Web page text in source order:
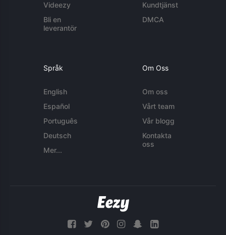
Videezy
Bli en
leverantör
Kundtjänst
DMCA
Språk
English
Español
Português
Deutsch
Mer...
Om Oss
Om oss
Vårt team
Vår blogg
Kontakta
oss